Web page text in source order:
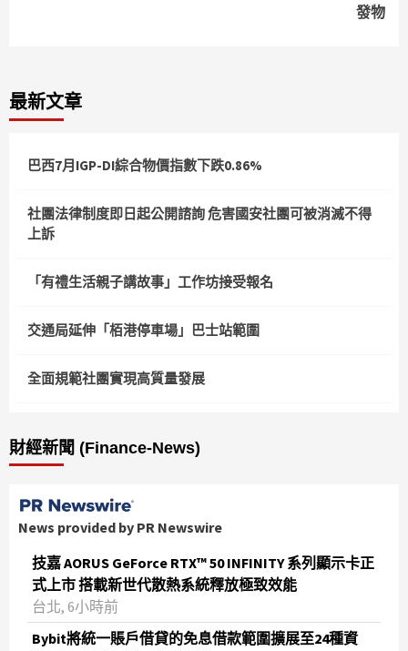
發物
最新文章
巴西7月IGP-DI綜合物價指數下跌0.86%
社團法律制度即日起公開諮詢 危害國安社團可被消滅不得
上訴
「有禮生活親子講故事」工作坊接受報名
交通局延伸「栢港停車場」巴士站範圍
全面規範社團實現高質量發展
財經新聞 (Finance-News)
News provided by PR Newswire
技嘉 AORUS GeForce RTX™ 50 INFINITY 系列顯示卡正
式上市 搭載新世代散熱系統釋放極致效能
台北, 6小時前
Bybit將統一賬戶借貸的免息借款範圍擴展至24種資